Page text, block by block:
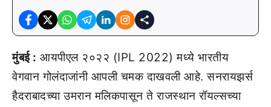
मुंबई : आयपीएल २०२२ (IPL 2022) मध्ये भारतीय
वेगवान गोलंदाजांनी आपली चमक दाखवली आहे. सनरायझर्स
हैदराबादच्या उमरान मलिकपासून ते राजस्थान रॉयल्सच्या